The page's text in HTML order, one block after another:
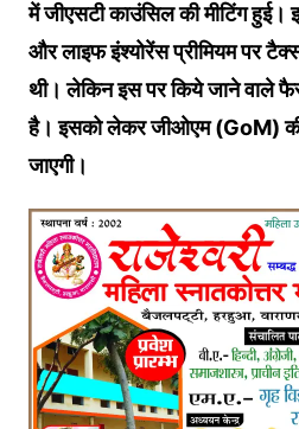
में जीएसटी काउंस‍िल की मीट‍िंग हुई।
और लाइफ इंश्‍योरेंस प्रीम‍ियम पर
थी। लेक‍िन इस पर क‍िये जाने वाले
है। इसको लेकर जीओएम (GoM) की
जाएगी।